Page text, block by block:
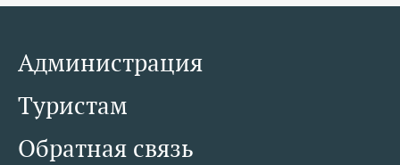
Администрация
Туристам
Обратная связь